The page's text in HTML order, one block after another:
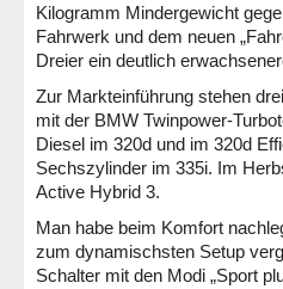
Kilogramm Mindergewicht
Fahrwerk und dem neuen
Dreier ein deutlich
Zur Markteinführung stehen
mit der BMW Twinpower-
Diesel im 320d und im 320d
Sechszylinder im 335i. Im
Active Hybrid 3.
Man habe beim Komfort
zum dynamischsten Setup
Schalter mit den Modi „Sport